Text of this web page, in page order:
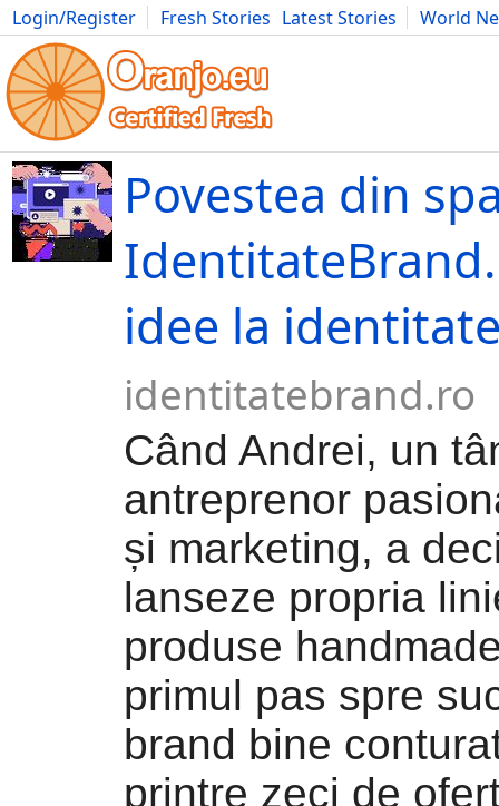
Login/Register Fresh Stories Latest Stories
World
Movies Anime Music Art Cars Advice Science
Povestea din
idee la
identitatebrand.ro
Când Andrei, un
antreprenor
și marketing, a
lanseze propria
produse
primul pas spre
brand bine
printre zeci de